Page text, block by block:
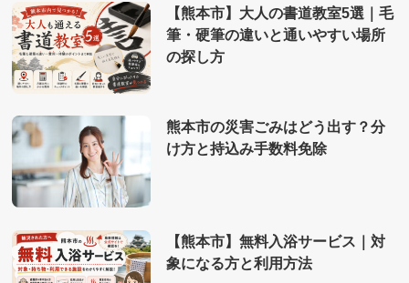
【熊本市】大人の書道教室5選｜毛
筆・硬筆の違いと通いやすい場所
の探し方
熊本市の災害ごみはどう出す？分
け方と持込み手数料免除
【熊本市】無料入浴サービス｜対
象になる方と利用方法